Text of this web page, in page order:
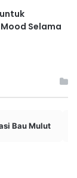
Selama
Bau Mulut